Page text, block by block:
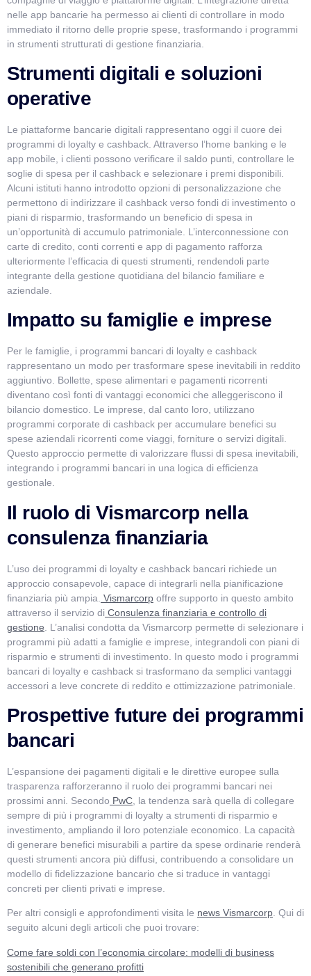
nelle app bancarie ha permesso ai clienti di controllare in modo
immediato il ritorno delle proprie spese, trasformando i programmi
in strumenti strutturati di gestione finanziaria.
Strumenti digitali e soluzioni
operative
Le piattaforme bancarie digitali rappresentano oggi il cuore dei
programmi di loyalty e cashback. Attraverso l’home banking e le
app mobile, i clienti possono verificare il saldo punti, controllare le
soglie di spesa per il cashback e selezionare i premi disponibili.
Alcuni istituti hanno introdotto opzioni di personalizzazione che
permettono di indirizzare il cashback verso fondi di investimento o
piani di risparmio, trasformando un beneficio di spesa in
un’opportunità di accumulo patrimoniale. L’interconnessione con
carte di credito, conti correnti e app di pagamento rafforza
ulteriormente l’efficacia di questi strumenti, rendendoli parte
integrante della gestione quotidiana del bilancio familiare e
aziendale.
Impatto su famiglie e imprese
Per le famiglie, i programmi bancari di loyalty e cashback
rappresentano un modo per trasformare spese inevitabili in reddito
aggiuntivo. Bollette, spese alimentari e pagamenti ricorrenti
diventano così fonti di vantaggi economici che alleggeriscono il
bilancio domestico. Le imprese, dal canto loro, utilizzano
programmi corporate di cashback per accumulare benefici su
spese aziendali ricorrenti come viaggi, forniture o servizi digitali.
Questo approccio permette di valorizzare flussi di spesa inevitabili,
integrando i programmi bancari in una logica di efficienza
gestionale.
Il ruolo di Vismarcorp nella
consulenza finanziaria
L’uso dei programmi di loyalty e cashback bancari richiede un
approccio consapevole, capace di integrarli nella pianificazione
finanziaria più ampia. Vismarcorp offre supporto in questo ambito
attraverso il servizio di Consulenza finanziaria e controllo di
gestione . L’analisi condotta da Vismarcorp permette di selezionare i
programmi più adatti a famiglie e imprese, integrandoli con piani di
risparmio e strumenti di investimento. In questo modo i programmi
bancari di loyalty e cashback si trasformano da semplici vantaggi
accessori a leve concrete di reddito e ottimizzazione patrimoniale.
Prospettive future dei programmi
bancari
L’espansione dei pagamenti digitali e le direttive europee sulla
trasparenza rafforzeranno il ruolo dei programmi bancari nei
prossimi anni. Secondo PwC , la tendenza sarà quella di collegare
sempre di più i programmi di loyalty a strumenti di risparmio e
investimento, ampliando il loro potenziale economico. La capacità
di generare benefici misurabili a partire da spese ordinarie renderà
questi strumenti ancora più diffusi, contribuendo a consolidare un
modello di fidelizzazione bancario che si traduce in vantaggi
concreti per clienti privati e imprese.
Per altri consigli e approfondimenti visita le news Vismarcorp. Qui di
seguito alcuni degli articoli che puoi trovare:
Come fare soldi con l’economia circolare: modelli di business
sostenibili che generano profitti